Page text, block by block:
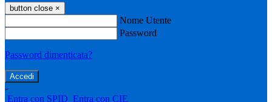
button close ×
Nome Utente
Password
Password dimenticata?
-
Entra con SPID Entra con CIE